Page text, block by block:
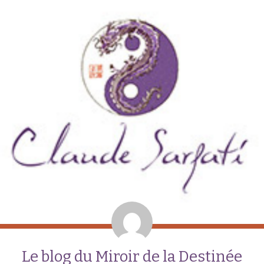
Le blog du Miroir de la Destinée